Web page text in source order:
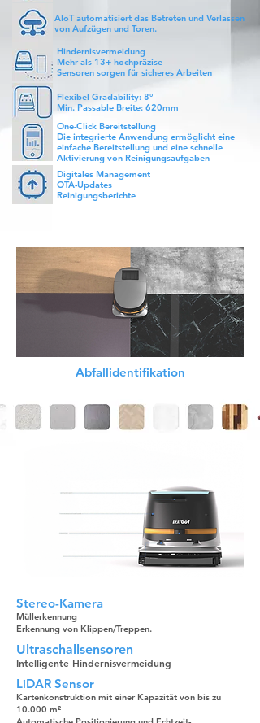
AIoT automatisiert das Betreten und Verlassen
von Aufzügen und Toren.
Hindernisvermeidung
Mehr als 13+ hochpräzise
Sensoren sorgen für sicheres Arbeiten
Flexibel Gradability: 8°
Min. Passable Breite: 620mm
One-Click Bereitstellung
Die integrierte Anwendung ermöglicht eine
einfache Bereitstellung und eine schnelle
Aktivierung von Reinigungsaufgaben
Digitales Management
OTA-Updates
Reinigungsberichte
Abfallidentifikation
Stereo-Kamera
Müllerkennung
Erkennung von Klippen/Treppen.
Ultraschallsensoren
Intelligente Hindernisvermeidung
LiDAR Sensor
Kartenkonstruktion mit einer Kapazität von bis zu
10.000 m²